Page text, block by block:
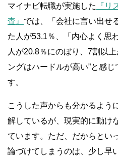
マイナビ転職が実施した
『リ
査』 では、「会社に言い出せ
た人が53.1％、「内心よく思
人が20.8％にのぼり、7割以
ングはハードルが高い”と感
す。
こうした声からも分かるよう
解しているが、現実的に動け
ています。ただ、だからとい
論づけてしまうのは、少し早